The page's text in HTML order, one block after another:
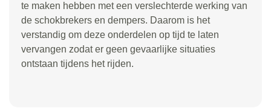
te maken hebben met een verslechterde werking van
de schokbrekers en dempers. Daarom is het
verstandig om deze onderdelen op tijd te laten
vervangen zodat er geen gevaarlijke situaties
ontstaan tijdens het rijden.